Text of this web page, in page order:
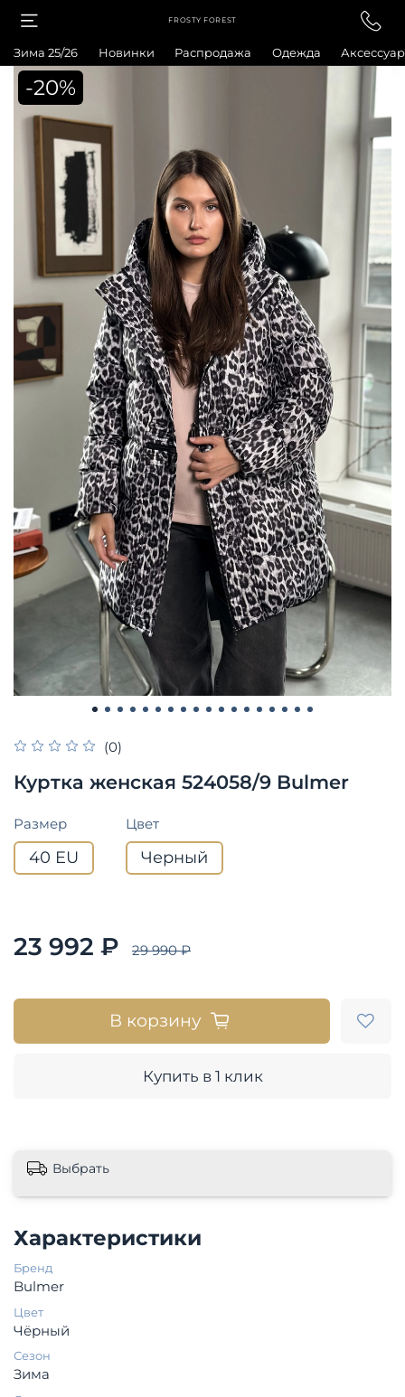
FROSTY FOREST
Зима 25/26 Новинки Распродажа Одежда
-20%
(0)
Куртка женская 524058/9 Bulmer
Размер
40 EU
Цвет
Черный
23 992 ₽ 29 990 ₽
В корзину
Купить в 1 клик
Выбрать
Характеристики
Бренд
Bulmer
Цвет
Чёрный
Сезон
Зима